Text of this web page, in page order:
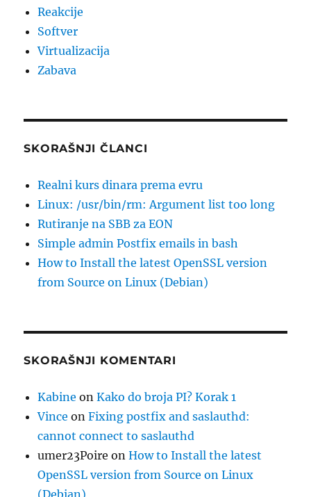
Reakcije
Softver
Virtualizacija
Zabava
SKORAŠNJI ČLANCI
Realni kurs dinara prema evru
Linux: /usr/bin/rm: Argument list too long
Rutiranje na SBB za EON
Simple admin Postfix emails in bash
How to Install the latest OpenSSL version
from Source on Linux (Debian)
SKORAŠNJI KOMENTARI
Kabine onKako do broja PI? Korak 1
Vince onFixing postfix and saslauthd:
cannot connect to saslauthd
umer23Poire onHow to Install the latest
OpenSSL version from Source on Linux
(Debian)